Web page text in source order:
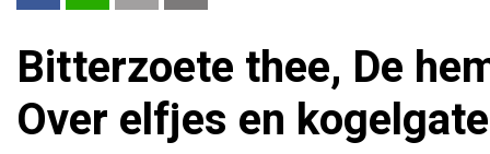
Bitterzoete thee, De
Over elfjes en